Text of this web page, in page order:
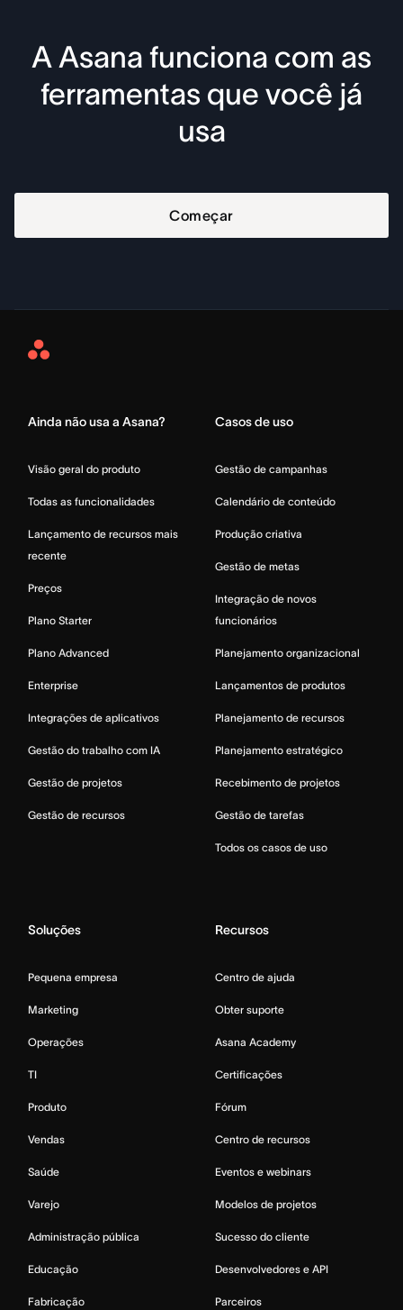
A Asana funciona com as
ferramentas que você já
usa
Começar
Asana
Ainda não usa a Asana?
Visão geral do produto
Todas as funcionalidades
Lançamento de recursos mais
recente
Preços
Plano Starter
Plano Advanced
Enterprise
Integrações de aplicativos
Gestão do trabalho com IA
Gestão de projetos
Gestão de recursos
Casos de uso
Gestão de campanhas
Calendário de conteúdo
Produção criativa
Gestão de metas
Integração de novos
funcionários
Planejamento organizacional
Lançamentos de produtos
Planejamento de recursos
Planejamento estratégico
Recebimento de projetos
Gestão de tarefas
Todos os casos de uso
Soluções
Pequena empresa
Marketing
Operações
TI
Produto
Vendas
Saúde
Varejo
Administração pública
Educação
Fabricação
Recursos
Centro de ajuda
Obter suporte
Asana Academy
Certificações
Fórum
Centro de recursos
Eventos e webinars
Modelos de projetos
Sucesso do cliente
Desenvolvedores e API
Parceiros